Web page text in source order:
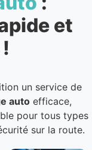
et
un service de
auto efficace,
pour tous types
sur la route.